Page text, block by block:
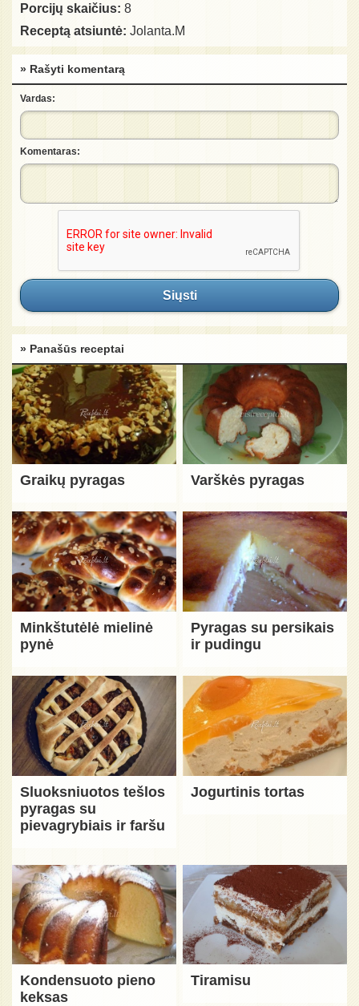
Porcijų skaičius: 8
Receptą atsiuntė: Jolanta.M
» Rašyti komentarą
Vardas:
Komentaras:
Siųsti
» Panašūs receptai
Graikų pyragas Varškės pyragas
Minkštutėlė mielinė
pynė
Pyragas su persikais
ir pudingu
Sluoksniuotos tešlos
pyragas su
pievagrybiais ir faršu
Jogurtinis tortas
Kondensuoto pieno
keksas
Tiramisu